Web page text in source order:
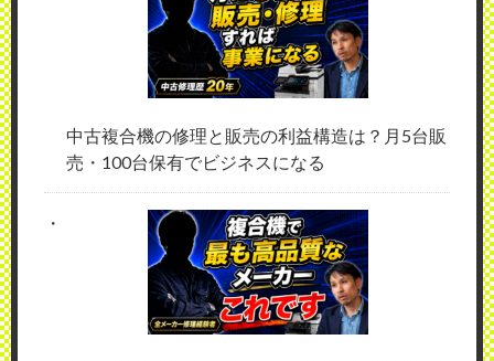
中古複合機の修理と販売の利益構造は？月5台販
売・100台保有でビジネスになる